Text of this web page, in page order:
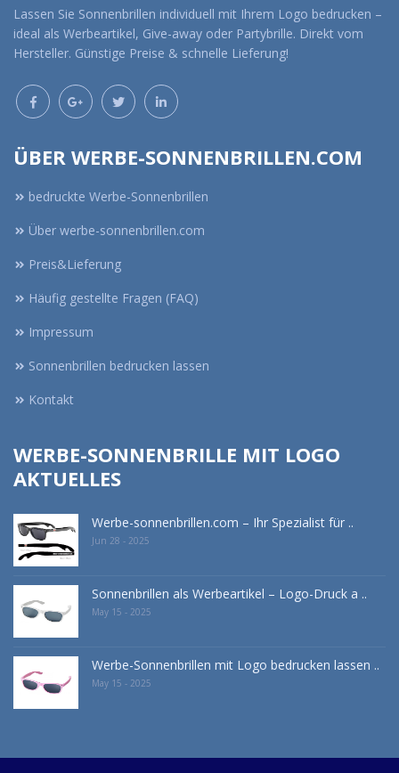
Lassen Sie Sonnenbrillen individuell mit Ihrem Logo bedrucken –
ideal als Werbeartikel, Give-away oder Partybrille. Direkt vom
Hersteller. Günstige Preise & schnelle Lieferung!
ÜBER WERBE-SONNENBRILLEN.COM
bedruckte Werbe-Sonnenbrillen
Über werbe-sonnenbrillen.com
Preis&Lieferung
Häufig gestellte Fragen (FAQ)
Impressum
Sonnenbrillen bedrucken lassen
Kontakt
WERBE-SONNENBRILLE MIT LOGO
AKTUELLES
Werbe-sonnenbrillen.com – Ihr Spezialist für ..
Jun 28 - 2025
Sonnenbrillen als Werbeartikel – Logo-Druck a ..
May 15 - 2025
Werbe-Sonnenbrillen mit Logo bedrucken lassen ..
May 15 - 2025